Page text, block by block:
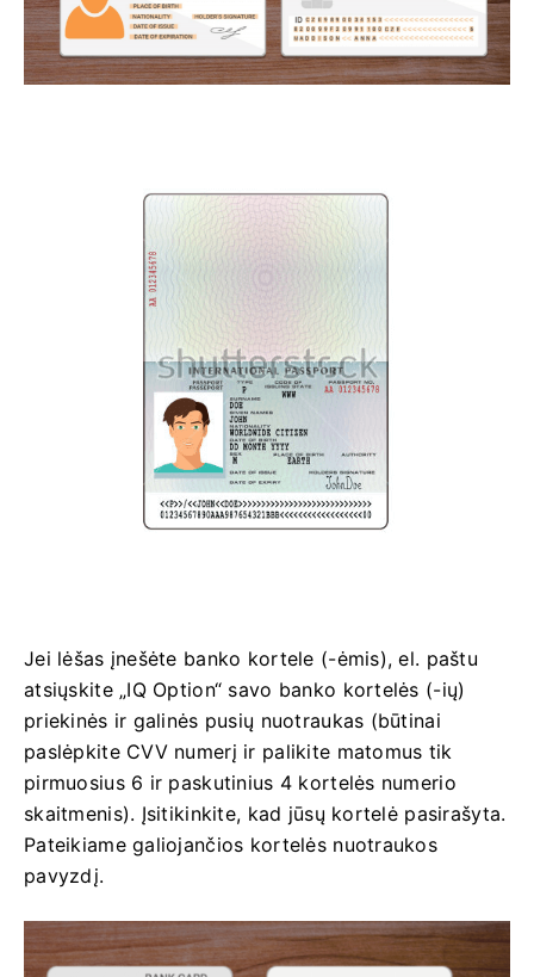
Jei lėšas įnešėte banko kortele (-ėmis), el. paštu
atsiųskite „IQ Option“ savo banko kortelės (-ių)
priekinės ir galinės pusių nuotraukas (būtinai
paslėpkite CVV numerį ir palikite matomus tik
pirmuosius 6 ir paskutinius 4 kortelės numerio
skaitmenis). Įsitikinkite, kad jūsų kortelė pasirašyta.
Pateikiame galiojančios kortelės nuotraukos
pavyzdį.